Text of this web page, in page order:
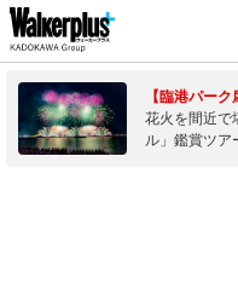
【臨港パー
花火を間近で
ル」鑑賞ツア